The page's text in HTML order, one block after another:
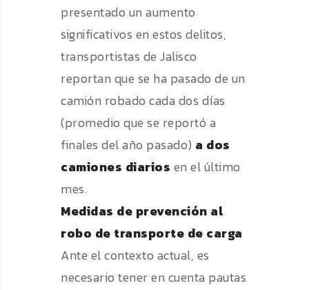
presentado un aumento
significativos en estos delitos,
transportistas de Jalisco
reportan que se ha pasado de un
camión robado cada dos días
(promedio que se reportó a
finales del año pasado) a dos
camiones diarios en el último
mes.
Medidas de prevención al
robo de transporte de carga
Ante el contexto actual, es
necesario tener en cuenta pautas